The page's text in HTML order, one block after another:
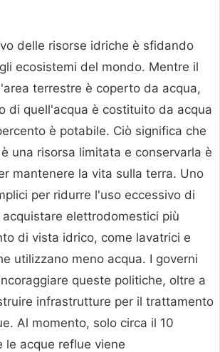
delle risorse idriche è sfidando
ecosistemi del mondo. Mentre il
terrestre è coperto da acqua,
di quell'acqua è costituito da acqua
è potabile. Ciò significa che
una risorsa limitata e conservarla è
mantenere la vita sulla terra. Uno
per ridurre l'uso eccessivo di
elettrodomestici più
di vista idrico, come lavatrici e
utilizzano meno acqua. I governi
queste politiche, oltre a
infrastrutture per il trattamento
Al momento, solo circa il 10
le acque reflue viene